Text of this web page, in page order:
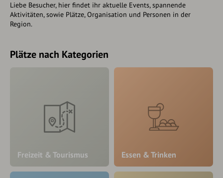
Liebe Besucher, hier findet ihr aktuelle Events, spannende
Aktivitäten, sowie Plätze, Organisation und Personen in der
Region.
Plätze nach Kategorien
Freizeit & Tourismus Essen & Trinken